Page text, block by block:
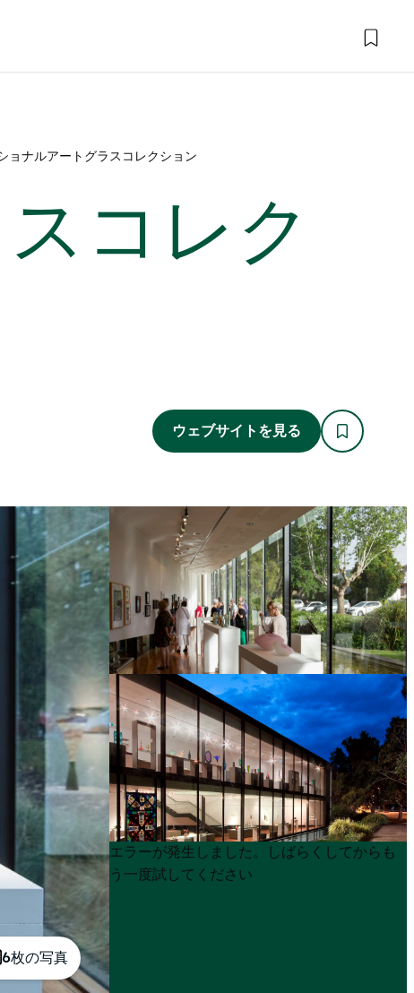
ョナルアートグラスコレクション
コレク
ウェブサイトを見る
6枚の写真
Product
List
Product
List
エラーが発生しました。しばらくしてからも
う一度試してください